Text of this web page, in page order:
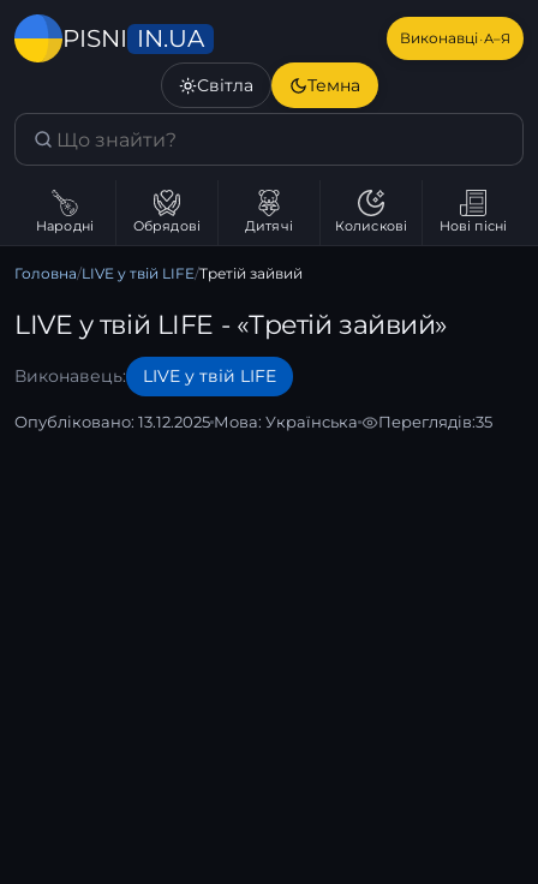
PISNI IN.UA Виконавці·А–Я
Світла Темна
Народні Обрядові Дитячі Колискові Нові пісні
Головна/LIVE у твій LIFE/Третій зайвий
LIVE у твій LIFE - «Третій зайвий»
Виконавець: LIVE у твій LIFE
Опубліковано: 13.12.2025 Мова: Українська Переглядів:35